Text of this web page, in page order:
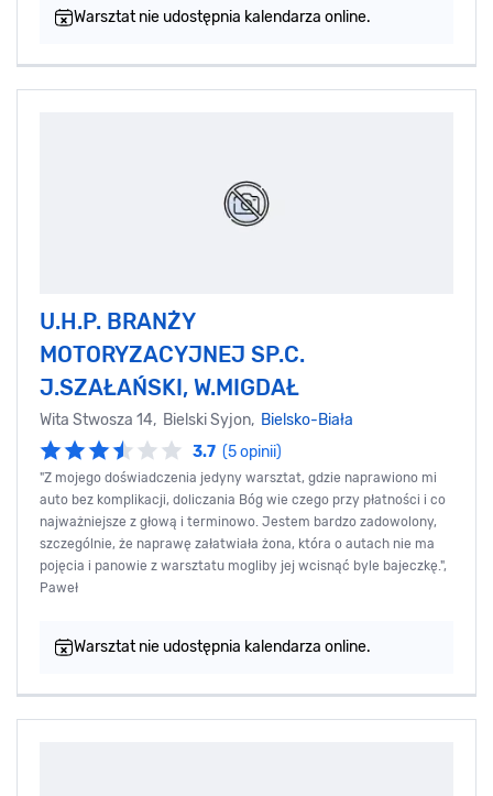
Warsztat nie udostępnia kalendarza online.
U.H.P. BRANŻY
MOTORYZACYJNEJ SP.C.
J.SZAŁAŃSKI, W.MIGDAŁ
Wita Stwosza 14, Bielski Syjon, Bielsko-Biała
3.7 (5 opinii)
"Z mojego doświadczenia jedyny warsztat, gdzie naprawiono mi
auto bez komplikacji, doliczania Bóg wie czego przy płatności i co
najważniejsze z głową i terminowo. Jestem bardzo zadowolony,
szczególnie, że naprawę załatwiała żona, która o autach nie ma
pojęcia i panowie z warsztatu mogliby jej wcisnąć byle bajeczkę.",
Paweł
Warsztat nie udostępnia kalendarza online.